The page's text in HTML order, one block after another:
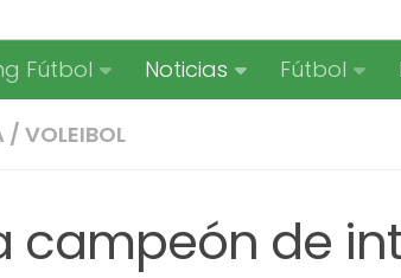
Fútbol Noticias Fútbol
/ VOLEIBOL
campeón de